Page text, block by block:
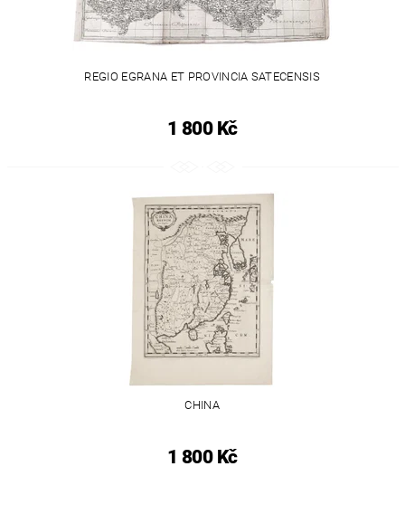
REGIO EGRANA ET PROVINCIA SATECENSIS
1 800 Kč
CHINA
1 800 Kč